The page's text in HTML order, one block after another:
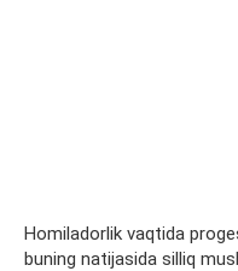
Homiladorlik vaqtida
buning natijasida silliq